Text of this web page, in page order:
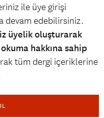
ile üye girişi
devam edebilirsiniz.
üyelik oluşturarak
hakkına sahip
tüm dergi içeriklerine